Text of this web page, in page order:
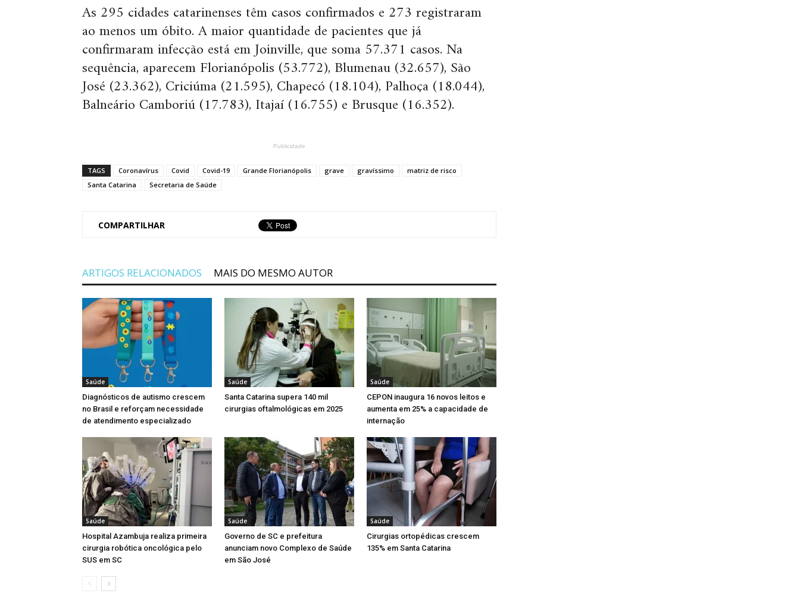
As 295 cidades catarinenses têm casos confirmados e 273 registraram
ao menos um óbito. A maior quantidade de pacientes que já
confirmaram infecção está em Joinville, que soma 57.371 casos. Na
sequência, aparecem Florianópolis (53.772), Blumenau (32.657), São
José (23.362), Criciúma (21.595), Chapecó (18.104), Palhoça (18.044),
Balneário Camboriú (17.783), Itajaí (16.755) e Brusque (16.352).
Publicidade
TAGS Coronavírus Covid Covid-19 Grande Florianópolis grave gravíssimo
matriz de risco
Santa Catarina
Secretaria de Saúde
COMPARTILHAR
ARTIGOS RELACIONADOS MAIS DO MESMO AUTOR
Saúde
Diagnósticos de autismo crescem
no Brasil e reforçam necessidade
de atendimento especializado
Saúde
Santa Catarina supera 140 mil
cirurgias oftalmológicas em 2025
Saúde
CEPON inaugura 16 novos leitos e
aumenta em 25% a capacidade de
internação
Saúde
Hospital Azambuja realiza primeira
cirurgia robótica oncológica pelo
SUS em SC
Saúde
Governo de SC e prefeitura
anunciam novo Complexo de Saúde
em São José
Saúde
Cirurgias ortopédicas crescem
135% em Santa Catarina